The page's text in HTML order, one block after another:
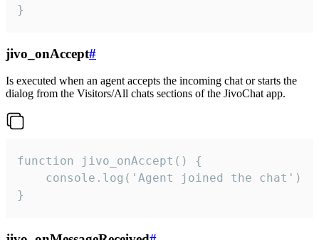
}
jivo_onAccept#
Is executed when an agent accepts the incoming chat or starts the
dialog from the Visitors/All chats sections of the JivoChat app.
function jivo_onAccept() {
}